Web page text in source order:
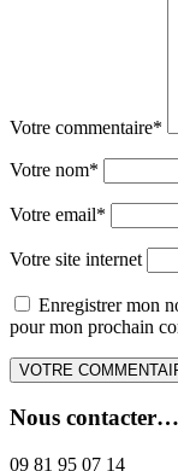
Votre commentaire*
Votre nom*
Votre email*
Votre site internet
Enregistrer mon
pour mon prochain
Nous contacter…
09 81 95 07 14